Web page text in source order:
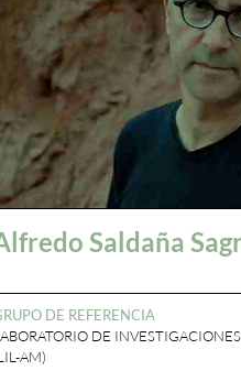
Saldaña
DE REFERENCIA
DE
AM)